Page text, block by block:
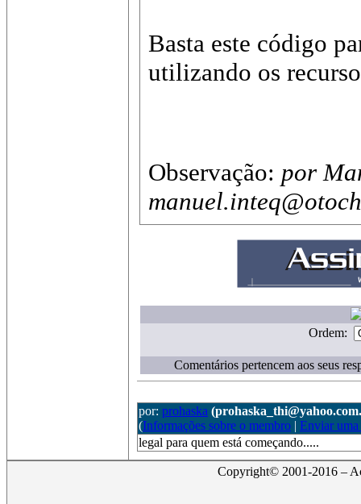
Basta este código
utilizando os
Observação: por
Ordem:
Comentários pertencem aos seus
por: prohaska
(Informações sobre o membro | Enviar uma
legal para quem está começando.....
Copyright© 2001-2016 –